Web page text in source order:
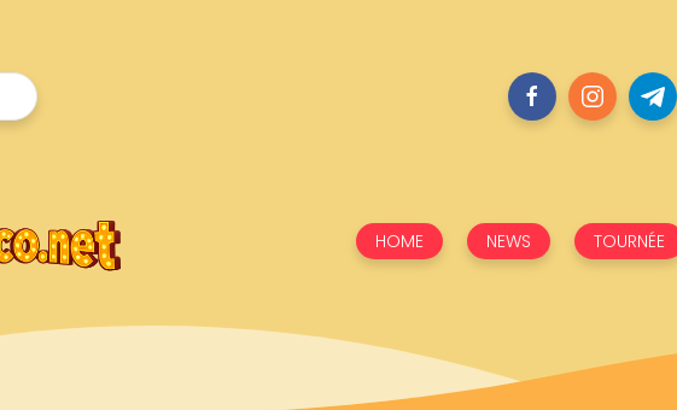
HOME NEWS TOURNÉE